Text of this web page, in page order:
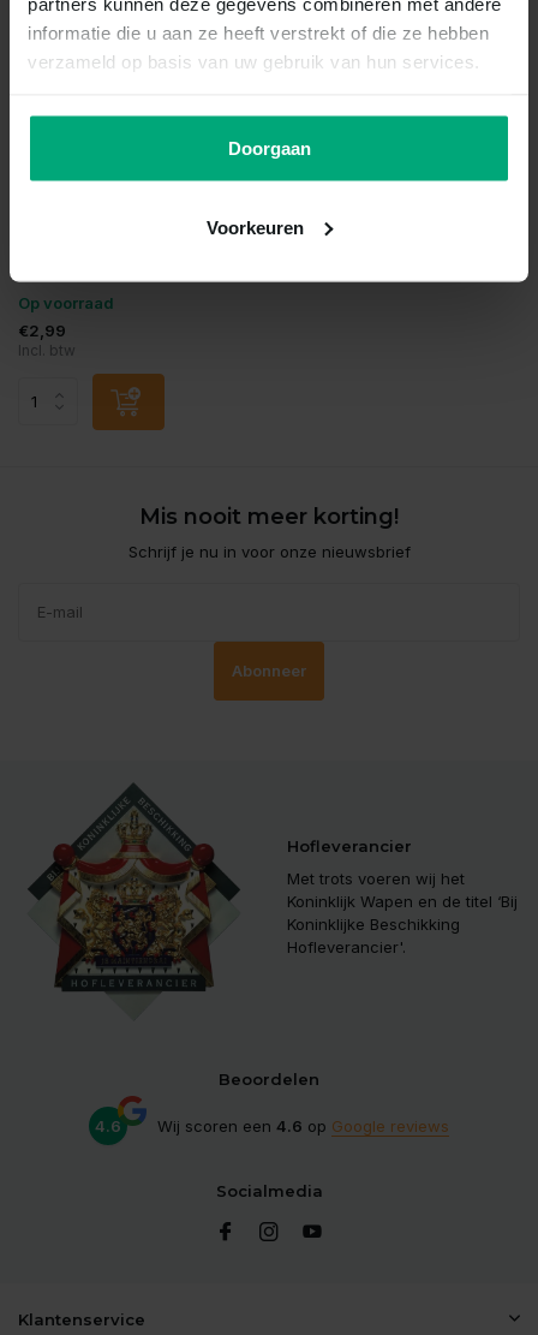
informatie die u aan ze heeft verstrekt of die ze hebben
verzameld op basis van uw gebruik van hun services.
Doorgaan
Voorkeuren
Premio rabbit drumsticks
Op voorraad
€2,99
Incl. btw
Mis nooit meer korting!
Schrijf je nu in voor onze nieuwsbrief
Abonneer
Hofleverancier
Met trots voeren wij het
Koninklijk Wapen en de titel ‘Bij
Koninklijke Beschikking
Hofleverancier'.
Beoordelen
4.6 Wij scoren een 4.6 op Google reviews
Socialmedia
Klantenservice